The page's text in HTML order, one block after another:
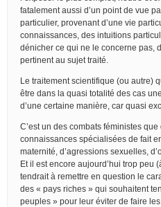
fatalement aussi d’un point de vue
particulier, provenant d’une vie
connaissances, des intuitions
dénicher ce qui ne le concerne pas,
pertinent au sujet traité.
Le traitement scientifique (ou autre)
être dans la quasi totalité des cas
d’une certaine manière, car quasi
C’est un des combats féministes
connaissances spécialisées de fait
maternité, d’agressions sexuelles,
Et il est encore aujourd’hui trop peu
tendrait à remettre en question le
des « pays riches » qui souhaitent
peuples » pour leur éviter de faire